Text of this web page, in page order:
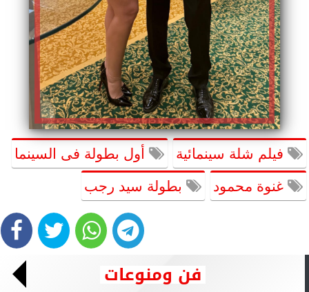
فيلم شلة سينمائية أول بطولة فى السينما
غنوة محمود بطولة سيد رجب
فن ومنوعات